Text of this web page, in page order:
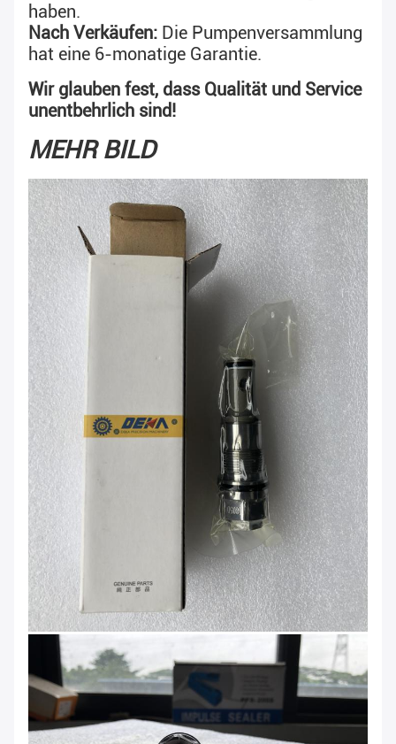
haben.
Nach Verkäufen: Die Pumpenversammlung
hat eine 6-monatige Garantie.
Wir glauben fest, dass Qualität und Service
unentbehrlich sind!
MEHR BILD